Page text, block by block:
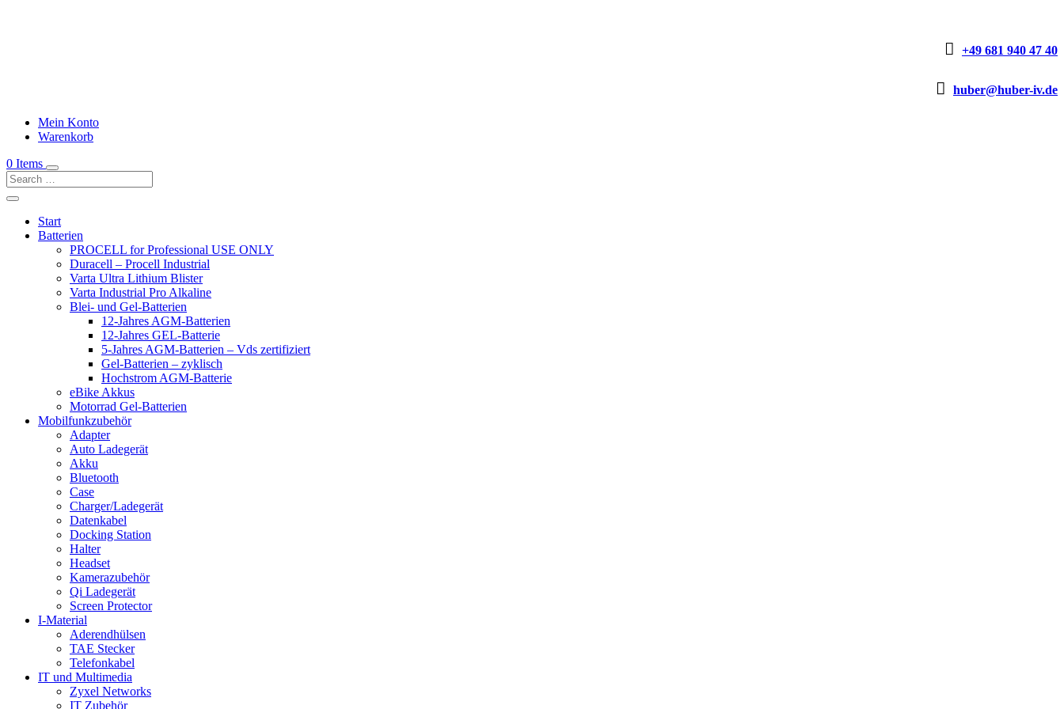
 +49 681 940 47 40
 huber@huber-iv.de
Mein Konto
Warenkorb
0 Items
Start
Batterien
PROCELL for Professional USE ONLY
Duracell – Procell Industrial
Varta Ultra Lithium Blister
Varta Industrial Pro Alkaline
Blei- und Gel-Batterien
12-Jahres AGM-Batterien
12-Jahres GEL-Batterie
5-Jahres AGM-Batterien – Vds zertifiziert
Gel-Batterien – zyklisch
Hochstrom AGM-Batterie
eBike Akkus
Motorrad Gel-Batterien
Mobilfunkzubehör
Adapter
Auto Ladegerät
Akku
Bluetooth
Case
Charger/Ladegerät
Datenkabel
Docking Station
Halter
Headset
Kamerazubehör
Qi Ladegerät
Screen Protector
I-Material
Aderendhülsen
TAE Stecker
Telefonkabel
IT und Multimedia
Zyxel Networks
IT Zubehör